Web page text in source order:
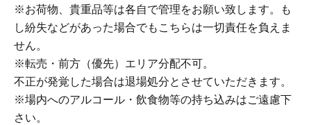
※お荷物、貴重品等は各自で管理をお願い致します。も
し紛失などがあった場合でもこちらは一切責任を負えま
せん。
※転売・前方（優先）エリア分配不可。
不正が発覚した場合は退場処分とさせていただきます。
※場内へのアルコール・飲食物等の持ち込みはご遠慮下
さい。